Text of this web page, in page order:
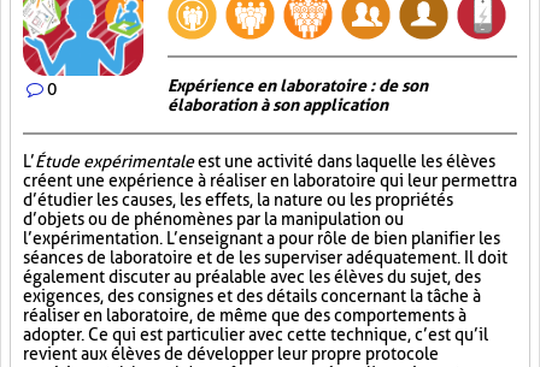
0
Expérience en laboratoire : de son
élaboration à son application
L’Étude expérimentaleest une activité dans laquelle les élèves
créent une expérience à réaliser en laboratoire qui leur permettra
d’étudier les causes, les effets, la nature ou les propriétés
d’objets ou de phénomènes par la manipulation ou
l’expérimentation. L’enseignant a pour rôle de bien planifier les
séances de laboratoire et de les superviser adéquatement. Il doit
également discuter au préalable avec les élèves du sujet, des
exigences, des consignes et des détails concernant la tâche à
réaliser en laboratoire, de même que des comportements à
adopter. Ce qui est particulier avec cette technique, c’est qu’il
revient aux élèves de développer leur propre protocole